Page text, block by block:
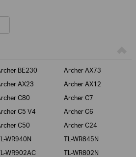
BE230
Archer AX73
AX23
Archer AX12
C80
Archer C7
C5 V4
Archer C6
C50
Archer C24
WR940N
TL-WR845N
WR902AC
TL-WR802N